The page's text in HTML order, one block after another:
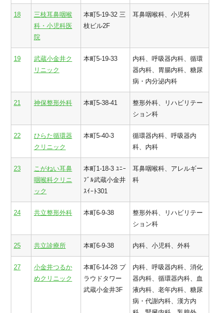
18
三枝耳鼻咽喉
科・小児科医
院
本町5-19-32 三
枝ビル2F
耳鼻咽喉科、小児科
19
武蔵小金井ク
リニック
本町5-19-33
内科、呼吸器内科、循環
器内科、胃腸内科、糖尿
病・内分泌内科
21 神保整形外科 本町5-38-41
整形外科、リハビリテー
ション科
22
ひらた循環器
クリニック
本町5-40-3
循環器内科、呼吸器内
科、内科
23
こがねい耳鼻
咽喉科クリニ
ック
本町1-18-3 ﾕﾆｰ
ﾌﾞﾙ武蔵小金井
ｽｲｰﾄ301
耳鼻咽喉科、アレルギー
科
24 共立整形外科 本町6-9-38
整形外科、リハビリテー
ション科
25 共立診療所 本町6-9-38 内科、小児科、外科
27
小金井つるか
めクリニック
本町6-14-28 プ
ラウドタワー
武蔵小金井3F
内科、呼吸器内科、消化
器内科、循環器内科、血
液内科、老年内科、糖尿
病・代謝内科、漢方内